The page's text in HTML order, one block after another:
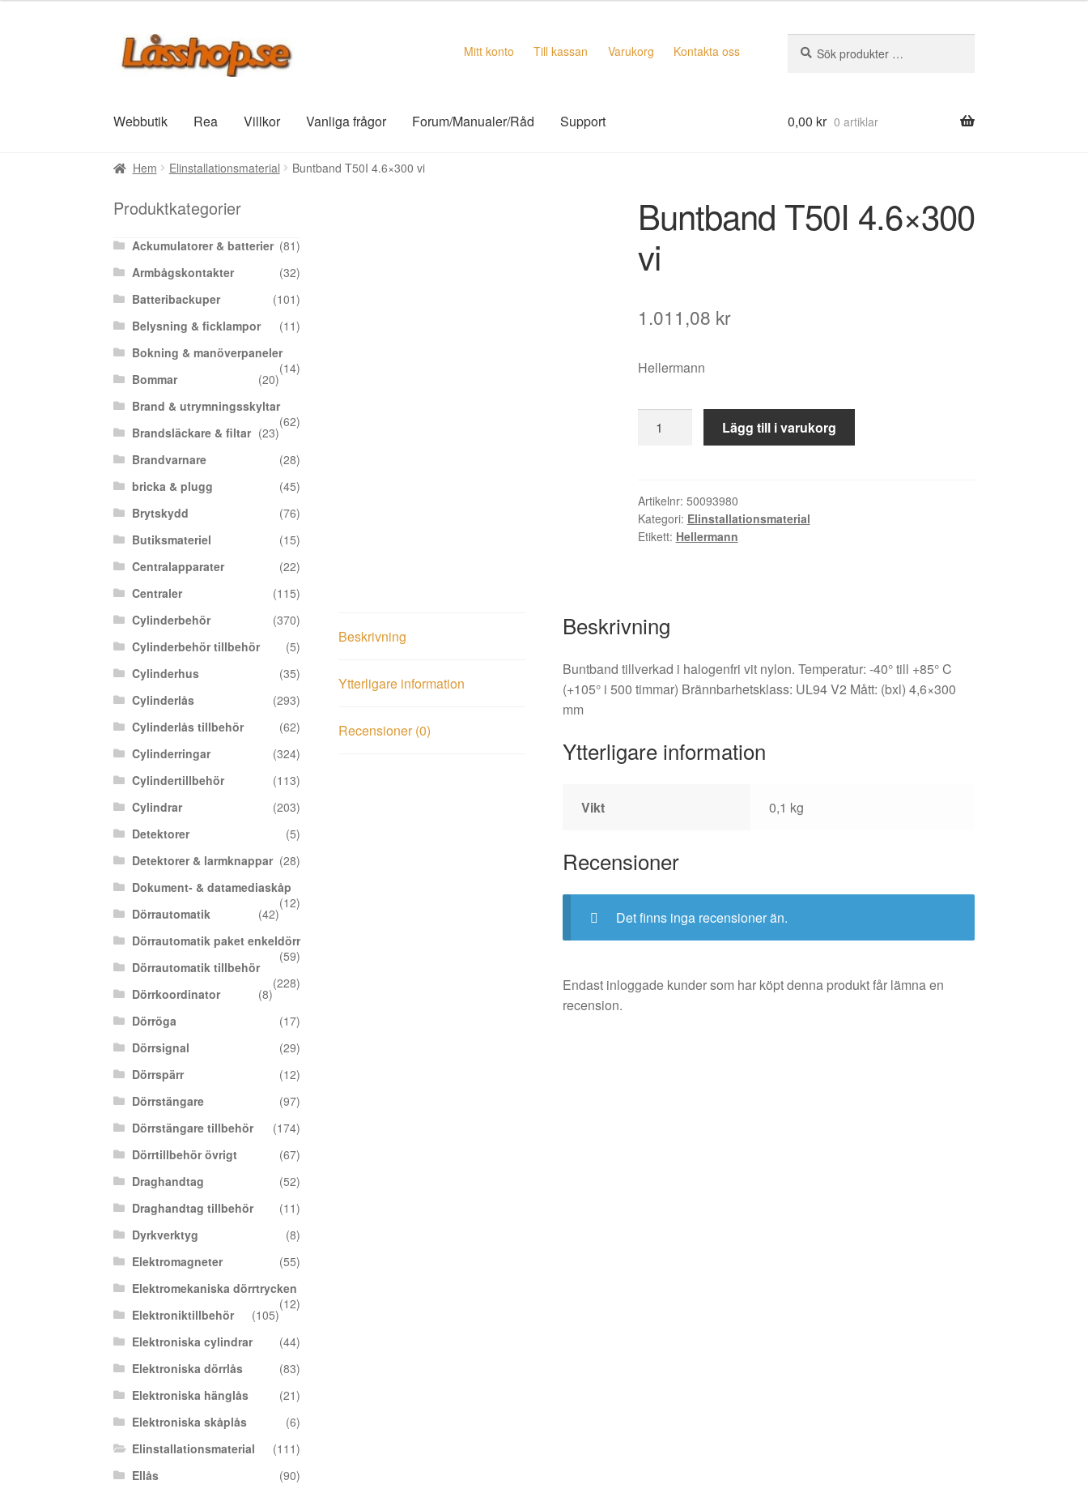
Hoppa
till
Hoppa
till
Mitt konto Till kassan Varukorg Kontakta oss
efter:
Webbutik Rea Villkor Vanliga frågor Forum/Manualer/Råd Support 0,00 kr 0 artiklar
Hem Elinstallationsmaterial Buntband T50I 4.6×300 vi
Buntband T50I 4.6×300
vi
1.011,08 kr
Hellermann
T50I
mängd
Lägg till i varukorg
Artikelnr: 50093980
Kategori: Elinstallationsmaterial
Etikett: Hellermann
Beskrivning
Ytterligare information
Recensioner (0)
Beskrivning
Buntband tillverkad i halogenfri vit nylon. Temperatur: -40° till +85° C
(+105° i 500 timmar) Brännbarhetsklass: UL94 V2 Mått: (bxl) 4,6×300
mm
Ytterligare information
Vikt 0,1 kg
Recensioner
Det finns inga recensioner än.
Endast inloggade kunder som har köpt denna produkt får lämna en
recension.
Produktkategorier
Ackumulatorer & batterier (81)
Armbågskontakter
(32)
Batteribackuper
(101)
Belysning & ficklampor
(11)
Bokning & manöverpaneler
(14)
Bommar
(20)
Brand & utrymningsskyltar
(62)
Brandsläckare & filtar (23)
Brandvarnare
(28)
bricka & plugg
(45)
Brytskydd
(76)
Butiksmateriel
(15)
Centralapparater
(22)
Centraler
(115)
Cylinderbehör
(370)
Cylinderbehör tillbehör
(5)
Cylinderhus
(35)
Cylinderlås
(293)
Cylinderlås tillbehör
(62)
Cylinderringar
(324)
Cylindertillbehör
(113)
Cylindrar
(203)
Detektorer
(5)
Detektorer & larmknappar (28)
Dokument- & datamediaskåp
(12)
Dörrautomatik
(42)
Dörrautomatik paket enkeldörr
(59)
Dörrautomatik tillbehör
(228)
Dörrkoordinator
(8)
Dörröga
(17)
Dörrsignal
(29)
Dörrspärr
(12)
Dörrstängare
(97)
Dörrstängare tillbehör
(174)
Dörrtillbehör övrigt
(67)
Draghandtag
(52)
Draghandtag tillbehör
(11)
Dyrkverktyg
(8)
Elektromagneter
(55)
Elektromekaniska dörrtrycken
(12)
Elektroniktillbehör
(105)
Elektroniska cylindrar
(44)
Elektroniska dörrlås
(83)
Elektroniska hänglås
(21)
Elektroniska skåplås
(6)
Elinstallationsmaterial
(111)
Ellås
(90)